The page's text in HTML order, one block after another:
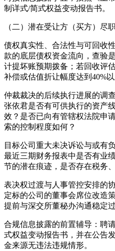
制详式/简式权益变动报告书。
（二）潜在受让方（买方）尽
债权真实性、合法性与可回收
款的底层债权资金流向，查验
计提坏账预期拨备；若回收评
补偿或估值折让幅度达到40%以
仲裁裁决的后续执行进展的调
张依君是否有可供执行的资产
效？是否已向有管辖权法院申
索的控制程度如何？
目标公司重大未决诉讼与或有
最近三期财务报表中是否有业
节的潜在痕迹，是否存在税务
表决权过渡与人事管控安排的
定标的公司的董事会席位改造
提前与深交所董秘办沟通稳定过
合规信息披露的前置辅导：聘
式权益变动报告书，并在公告
金来源无违法违规情形。